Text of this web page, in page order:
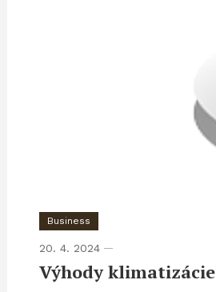
Business
20. 4. 2024
Výhody klimatizácie